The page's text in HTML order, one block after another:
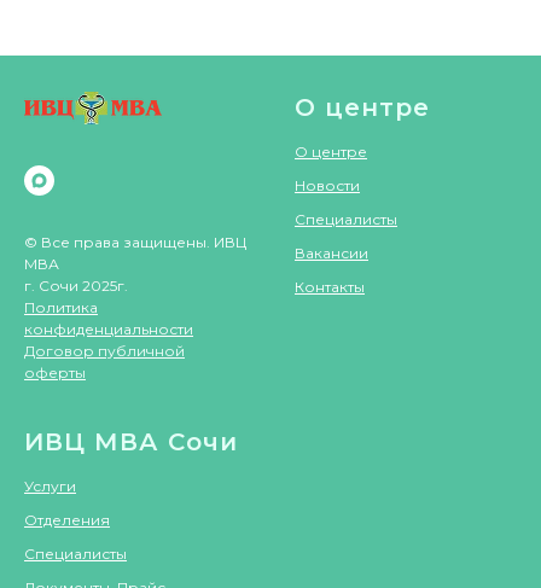
© Все права защищены. ИВЦ
МВА
г. Сочи 2025г.
Политика
конфиденциальности
Договор публичной
оферты
О центре
О центре
Новости
Специалисты
Вакансии
Контакты
ИВЦ МВА Сочи
Услуги
Отделения
Специалисты